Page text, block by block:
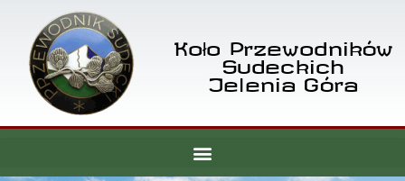
Koło Przewodników
Sudeckich
Jelenia Góra